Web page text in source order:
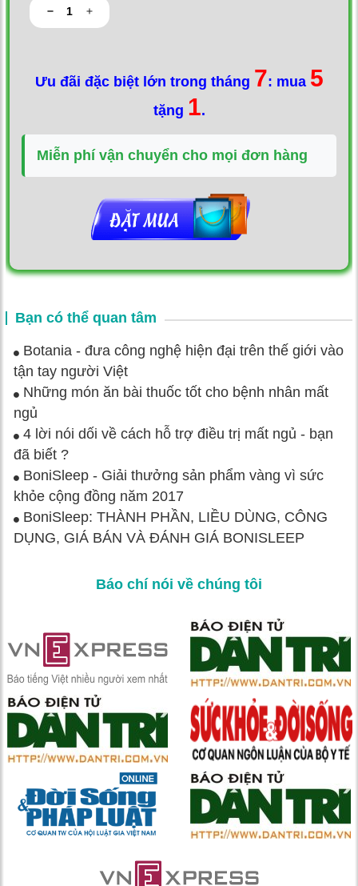
Ưu đãi đặc biệt lớn trong tháng 7: mua 5
tặng 1.
Miễn phí vận chuyển cho mọi đơn hàng
Bạn có thể quan tâm
Botania - đưa công nghệ hiện đại trên thế giới vào
tận tay người Việt
Những món ăn bài thuốc tốt cho bệnh nhân mất
ngủ
4 lời nói dối về cách hỗ trợ điều trị mất ngủ - bạn
đã biết ?
BoniSleep - Giải thưởng sản phẩm vàng vì sức
khỏe cộng đồng năm 2017
BoniSleep: THÀNH PHẦN, LIỀU DÙNG, CÔNG
DỤNG, GIÁ BÁN VÀ ĐÁNH GIÁ BONISLEEP
Báo chí nói về chúng tôi